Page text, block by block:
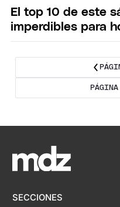
El top 10 de este
imperdibles para
SECCIONES